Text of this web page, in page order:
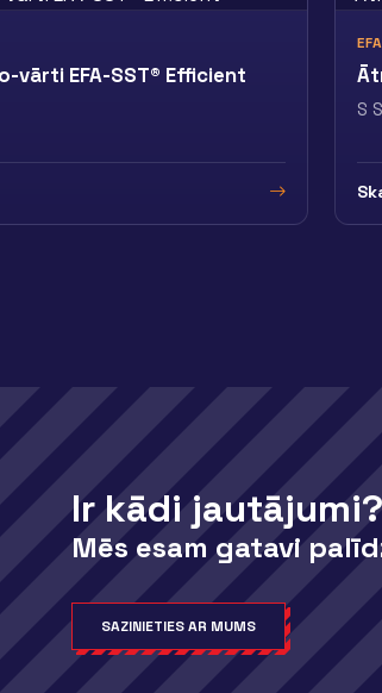
vārti EFA-SST® Efficient
S
Ir kādi jautājumi?
Mēs esam gatavi
SAZINIETIES AR MUMS